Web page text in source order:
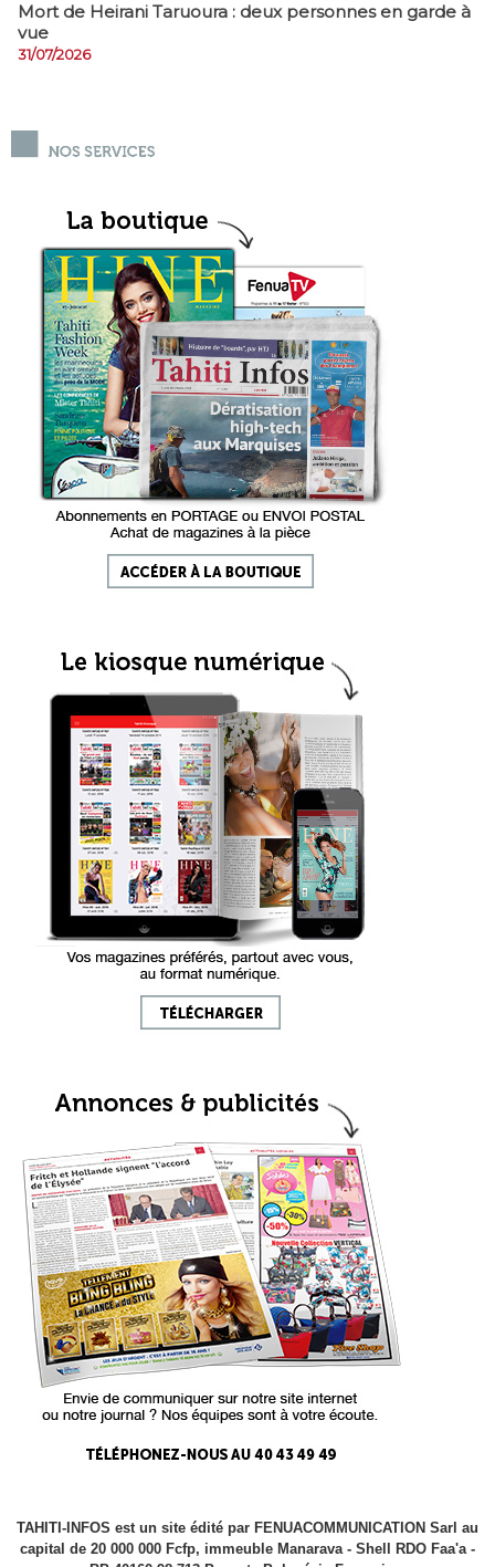
Mort de Heirani Taruoura : deux personnes en garde à
vue
31/07/2026
TAHITI-INFOS est un site édité par FENUACOMMUNICATION Sarl au
capital de 20 000 000 Fcfp, immeuble Manarava - Shell RDO Faa'a -